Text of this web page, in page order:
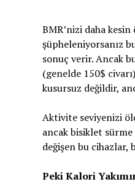
BMR’nizi daha
şüpheleniyorsanız
sonuç verir. Ancak
(genelde 150$
kusursuz değildir,
Aktivite seviyenizi
ancak bisiklet sürme
değişen bu cihazlar,
Peki Kalori